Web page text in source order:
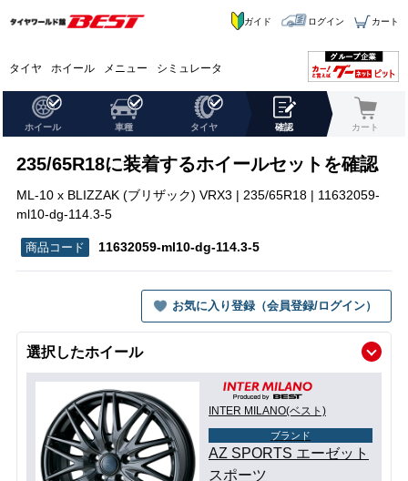
タイヤ ホイール メニュー シミュレータ
ガイド ログイン カート
ホイール 車種 タイヤ 確認 カート
235/65R18に装着するホイールセットを確認
ML-10 x BLIZZAK (ブリザック) VRX3 | 235/65R18 | 11632059-
ml10-dg-114.3-5
11632059-ml10-dg-114.3-5
お気に入り登録（会員登録/ログイン）
選択したホイール
INTER MILANO(ベスト)
ブランド
AZ SPORTS エーゼット
スポーツ